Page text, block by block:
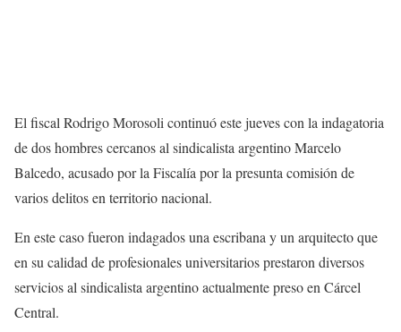
El fiscal Rodrigo Morosoli continuó este jueves con la indagatoria
de dos hombres cercanos al sindicalista argentino Marcelo
Balcedo, acusado por la Fiscalía por la presunta comisión de
varios delitos en territorio nacional.
En este caso fueron indagados una escribana y un arquitecto que
en su calidad de profesionales universitarios prestaron diversos
servicios al sindicalista argentino actualmente preso en Cárcel
Central.